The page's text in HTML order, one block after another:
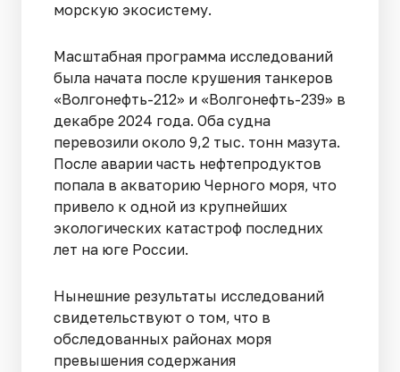
морскую экосистему.
Масштабная программа исследований
была начата после крушения танкеров
«Волгонефть-212» и «Волгонефть-239» в
декабре 2024 года. Оба судна
перевозили около 9,2 тыс. тонн мазута.
После аварии часть нефтепродуктов
попала в акваторию Черного моря, что
привело к одной из крупнейших
экологических катастроф последних
лет на юге России.
Нынешние результаты исследований
свидетельствуют о том, что в
обследованных районах моря
превышения содержания